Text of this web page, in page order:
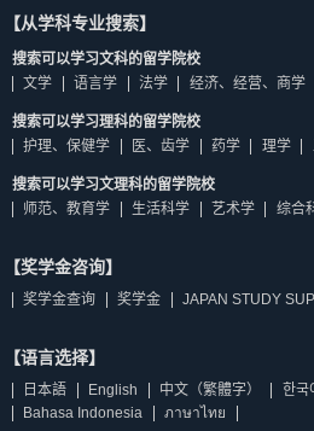
【从学科专业搜索】
搜索可以学习文科的留学院校
文学
语言学 法学 经济、经营、商学
搜索可以学习理科的留学院校
护理、保健学
医、齿学 药学 理学
搜索可以学习文理科的留学院校
师范、教育学
生活科学 艺术学 综合
【奖学金咨询】
奖学金查询 奖学金 JAPAN STUDY
【语言选择】
日本語 English 中文（繁體字） 한국
Bahasa Indonesia
ภาษาไทย